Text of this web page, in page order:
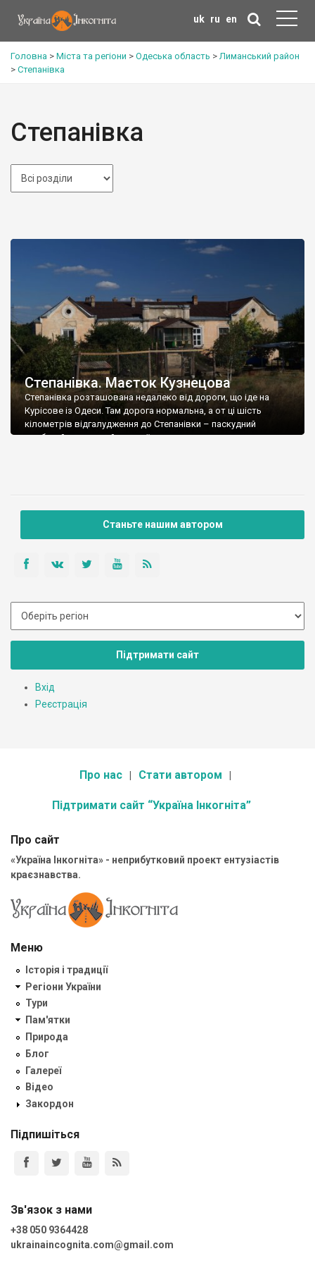
uk ru en
Головна > Міста та регіони > Одеська область >Лиманський район
> Степанівка
Степанівка
Степанівка. Маєток Кузнецова
Степанівка розташована недалеко від дороги, що іде на
Курісове із Одеси. Там дорога нормальна, а от ці шість
кілометрів відгалудження до Степанівки – паскудний
розбитий шмат, який ми проїхали дурно, адже до маєтку
Станьте нашим автором
Підтримати сайт
Вхід
Реєстрація
Про нас Стати автором
Підтримати сайт “Україна Інкогніта”
Про сайт
«Україна Інкогніта» - неприбутковий проект ентузіастів
краєзнавства.
Меню
Історія і традиції
Регіони України
Тури
Пам'ятки
Природа
Блог
Галереї
Відео
Закордон
Підпишіться
Зв'язок з нами
+38 050 9364428
ukrainaincognita.com@gmail.com